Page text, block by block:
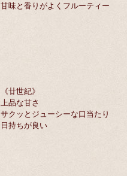
甘味と香りがよくフルーティー
《廿世紀》
上品な甘さ
サクッとジューシーな口当たり
日持ちが良い